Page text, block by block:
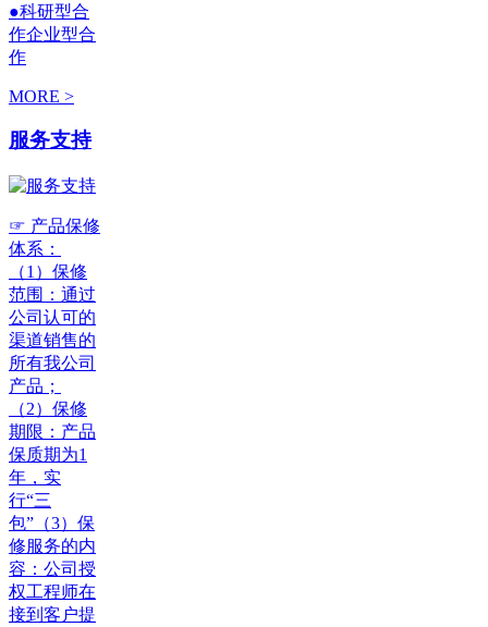
●科研型合
作企业型合
作
MORE >
服务支持
☞ 产品保修
体系：
（1）保修
范围：通过
公司认可的
渠道销售的
所有我公司
产品；
（2）保修
期限：产品
保质期为1
年，实
行“三
包”（3）保
修服务的内
容：公司授
权工程师在
接到客户提